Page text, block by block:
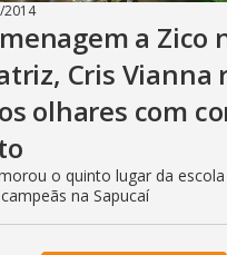
2014
a Zico
Cris Vianna
olhares com
o quinto lugar da
na Sapucaí